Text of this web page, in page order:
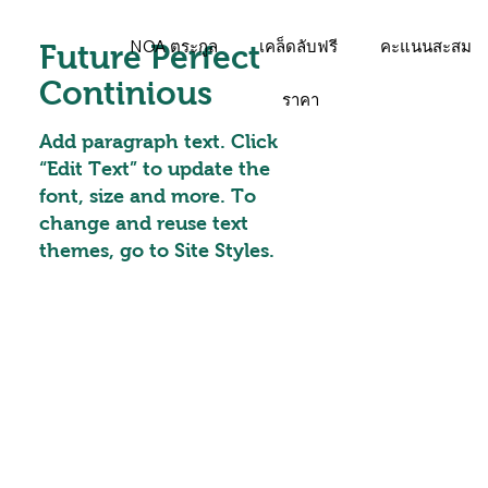
Future Perfect
Continious
Add paragraph text. Click
“Edit Text” to update the
font, size and more. To
change and reuse text
themes, go to Site Styles.
NOA ตระกูล เคล็ดลับฟรี คะแนนสะสม
ราคา